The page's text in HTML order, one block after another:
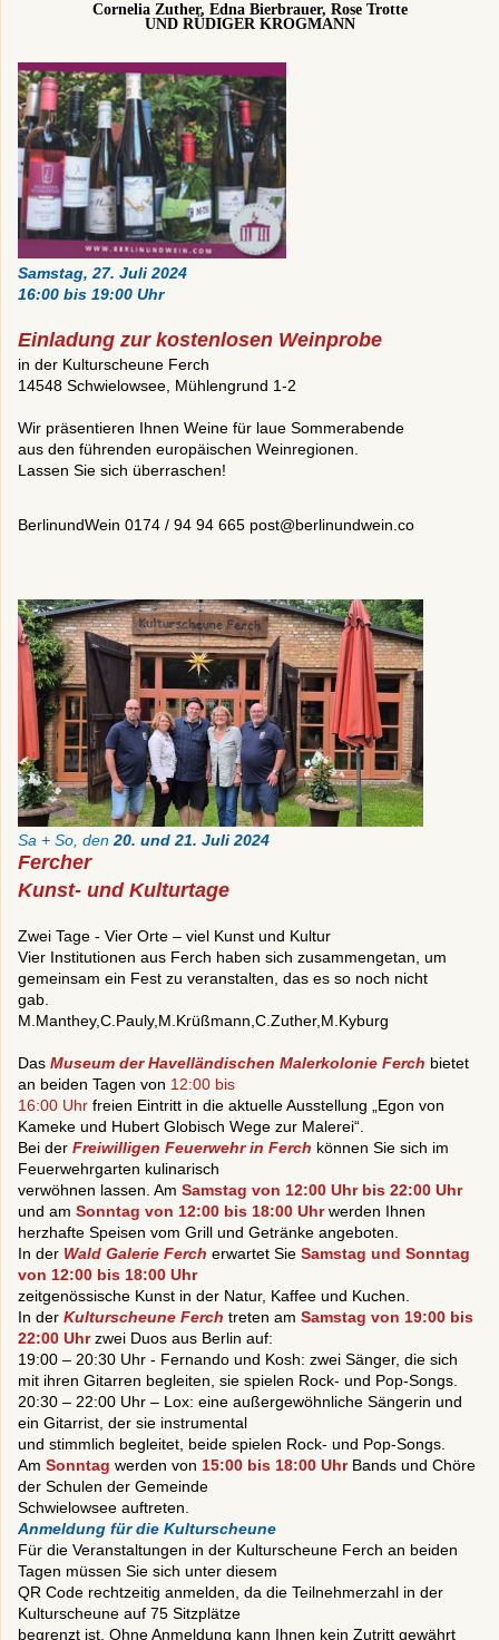
Cornelia Zuther, Edna Bierbrauer, Rose Trotte
UND RÜDIGER KROGMANN
Samstag, 27. Juli 2024
16:00 bis 19:00 Uhr
Einladung zur kostenlosen Weinprobe
in der Kulturscheune Ferch
14548 Schwielowsee, Mühlengrund 1-2
Wir präsentieren Ihnen Weine für laue Sommerabende
aus den führenden europäischen Weinregionen.
Lassen Sie sich überraschen!
BerlinundWein 0174 / 94 94 665 post@berlinundwein.co
Sa + So, den 20. und 21. Juli 2024
Fercher
Kunst- und Kulturtage
Zwei Tage - Vier Orte – viel Kunst und Kultur
Vier Institutionen aus Ferch haben sich zusammengetan, um
gemeinsam ein Fest zu veranstalten, das es so noch nicht
gab.
M.Manthey,C.Pauly,M.Krüßmann,C.Zuther,M.Kyburg
Das Museum der Havelländischen Malerkolonie Ferch bietet
an beiden Tagen von 12:00 bis
16:00 Uhr freien Eintritt in die aktuelle Ausstellung „Egon von
Kameke und Hubert Globisch Wege zur Malerei“.
Bei der Freiwilligen Feuerwehr in Ferch können Sie sich im
Feuerwehrgarten kulinarisch
verwöhnen lassen. Am Samstag von 12:00 Uhr bis 22:00 Uhr
und am Sonntag von 12:00 bis 18:00 Uhr werden Ihnen
herzhafte Speisen vom Grill und Getränke angeboten.
In der Wald Galerie Ferch erwartet Sie Samstag und Sonntag
von 12:00 bis 18:00 Uhr
zeitgenössische Kunst in der Natur, Kaffee und Kuchen.
In der Kulturscheune Ferch treten am Samstag von 19:00 bis
22:00 Uhr zwei Duos aus Berlin auf:
19:00 – 20:30 Uhr - Fernando und Kosh: zwei Sänger, die sich
mit ihren Gitarren begleiten, sie spielen Rock- und Pop-Songs.
20:30 – 22:00 Uhr – Lox: eine außergewöhnliche Sängerin und
ein Gitarrist, der sie instrumental
und stimmlich begleitet, beide spielen Rock- und Pop-Songs.
Am Sonntag werden von 15:00 bis 18:00 Uhr Bands und Chöre
der Schulen der Gemeinde
Schwielowsee auftreten.
Anmeldung für die Kulturscheune
Für die Veranstaltungen in der Kulturscheune Ferch an beiden
Tagen müssen Sie sich unter diesem
QR Code rechtzeitig anmelden, da die Teilnehmerzahl in der
Kulturscheune auf 75 Sitzplätze
begrenzt ist. Ohne Anmeldung kann Ihnen kein Zutritt gewährt